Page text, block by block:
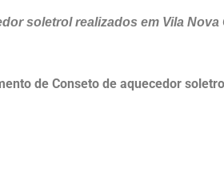
soletrol realizados em Vila Nova
de Conseto de aquecedor